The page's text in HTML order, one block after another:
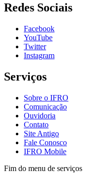
Redes Sociais
Facebook
YouTube
Twitter
Instagram
Serviços
Sobre o IFRO
Comunicação
Ouvidoria
Contato
Site Antigo
Fale Conosco
IFRO Mobile
Fim do menu de serviços